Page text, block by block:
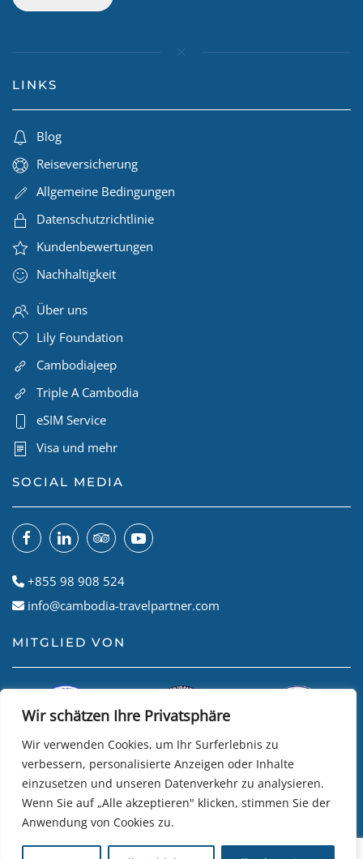
Wir schätzen Ihre Privatsphäre
Wir verwenden Cookies, um Ihr Surferlebnis zu
verbessern, personalisierte Anzeigen oder Inhalte
einzusetzen und unseren Datenverkehr zu analysieren.
Wenn Sie auf „Alle akzeptieren" klicken, stimmen Sie der
Anwendung von Cookies zu.
LINKS
Blog
Reiseversicherung
Allgemeine Bedingungen
Datenschutzrichtlinie
Kundenbewertungen
Nachhaltigkeit
Über uns
Lily Foundation
Cambodiajeep
Triple A Cambodia
eSIM Service
Visa und mehr
SOCIAL MEDIA
+855 98 908 524
info@cambodia-travelpartner.com
MITGLIED VON
© Cambodian Travel Partner • Website by R24k DMC